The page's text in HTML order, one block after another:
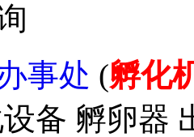
事处 (孵化
备 孵卵器